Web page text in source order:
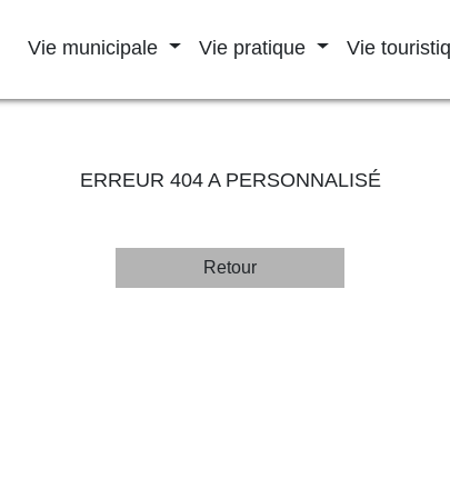
Vie municipale Vie pratique Vie
ERREUR 404 A PERSONNALISÉ
Retour